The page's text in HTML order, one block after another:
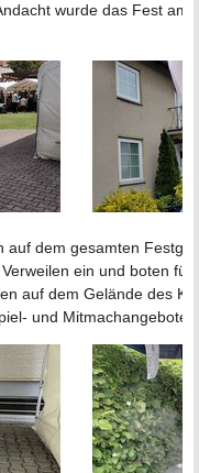
wurde das Fest am
dem gesamten
ein und boten für
auf dem Gelände des
und Mitmachangebote